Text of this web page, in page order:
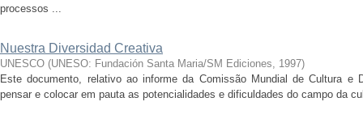
processos ...
Nuestra Diversidad Creativa
UNESCO (UNESO: Fundación Santa Maria/SM Ediciones, 1997)
Este documento, relativo ao informe da Comissão Mundial de Cultura e
pensar e colocar em pauta as potencialidades e dificuldades do campo da